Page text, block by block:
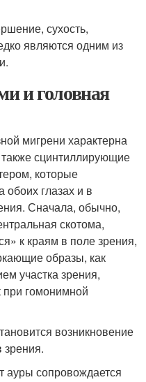
сухость,
являются одним из
и головная
мигрени характерна
сцинтиллирующие
которые
глазах и в
Сначала, обычно,
скотома,
к краям в поле зрения,
образы, как
участка зрения,
при гомонимной
возникновение
зрения.
ауры сопровождается